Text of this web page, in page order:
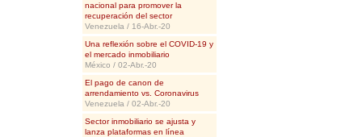
nacional para promover la
recuperación del sector
Venezuela / 16-Abr.-20
Una reflexión sobre el COVID-19 y
el mercado inmobiliario
México / 02-Abr.-20
El pago de canon de
arrendamiento vs. Coronavirus
Venezuela / 02-Abr.-20
Sector inmobiliario se ajusta y
lanza plataformas en línea